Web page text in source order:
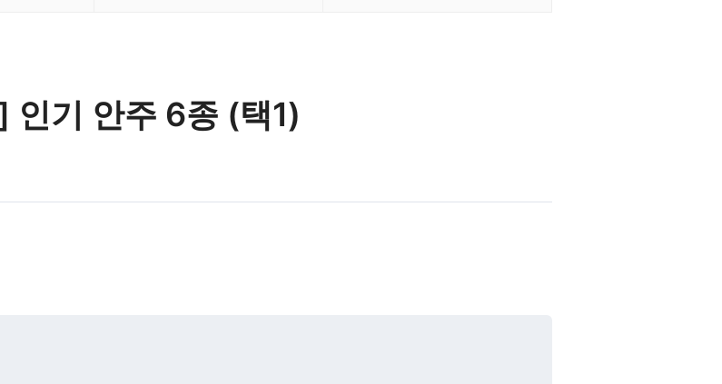
인기 안주 6종 (택1)